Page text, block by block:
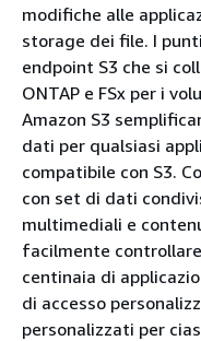
modifiche alle
storage dei file. I
endpoint S3 che si
ONTAP e FSx per i
Amazon S3
dati per qualsiasi
compatibile con S3.
con set di dati
multimediali e
facilmente
centinaia di
di accesso
personalizzati per